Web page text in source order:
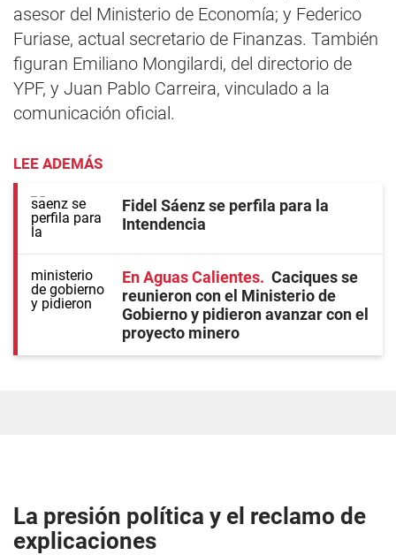
asesor del Ministerio de Economía; y Federico
Furiase, actual secretario de Finanzas. También
figuran Emiliano Mongilardi, del directorio de
YPF, y Juan Pablo Carreira, vinculado a la
comunicación oficial.
LEE ADEMÁS
Fidel Sáenz se perfila para la
Intendencia
En Aguas Calientes
Caciques se
reunieron con el Ministerio de
Gobierno y pidieron avanzar con el
proyecto minero
La presión política y el reclamo de
explicaciones